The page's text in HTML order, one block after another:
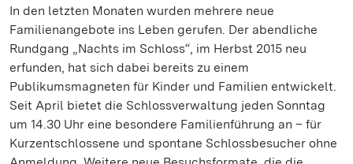
In den letzten Monaten wurden mehrere neue
Familienangebote ins Leben gerufen. Der abendliche
Rundgang „Nachts im Schloss“, im Herbst 2015 neu
erfunden, hat sich dabei bereits zu einem
Publikumsmagneten für Kinder und Familien entwickelt.
Seit April bietet die Schlossverwaltung jeden Sonntag
um 14.30 Uhr eine besondere Familienführung an – für
Kurzentschlossene und spontane Schlossbesucher ohne